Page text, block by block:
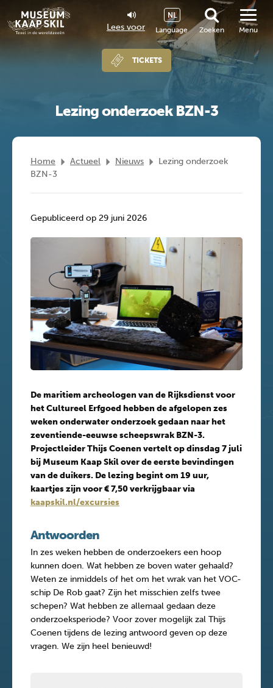
Lees voor Language
NL
Zoeken
TICKETS
Menu
Lezing onderzoek BZN-3
Home Actueel Nieuws
Lezing onderzoek
BZN-3
Gepubliceerd op 29 juni 2026
De maritiem archeologen van de Rijksdienst voor
het Cultureel Erfgoed hebben de afgelopen zes
weken onderwater onderzoek gedaan naar het
zeventiende-eeuwse scheepswrak BZN-3.
Projectleider Thijs Coenen vertelt op dinsdag 7 juli
bij Museum Kaap Skil over de eerste bevindingen
van de duikers. De lezing begint om 19 uur,
kaartjes zijn voor € 7,50 verkrijgbaar via
kaapskil.nl/excursies
Antwoorden
In zes weken hebben de onderzoekers een hoop
kunnen doen. Wat hebben ze boven water gehaald?
Weten ze inmiddels of het om het wrak van het VOC-
schip De Rob gaat? Zijn het misschien zelfs twee
schepen? Wat hebben ze allemaal gedaan deze
onderzoeksperiode? Voor zover mogelijk zal Thijs
Coenen tijdens de lezing antwoord geven op deze
vragen. We zijn heel benieuwd!